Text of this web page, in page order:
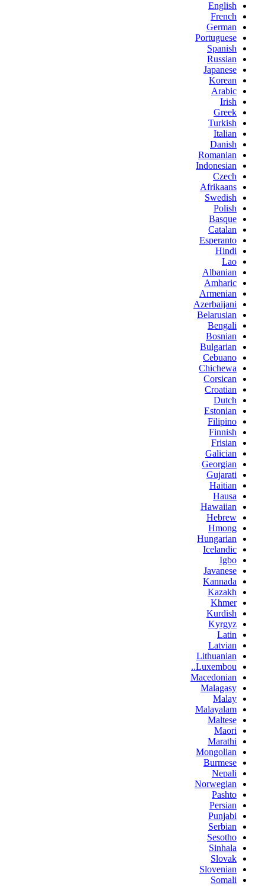
English
French
German
Portuguese
Spanish
Russian
Japanese
Korean
Arabic
Irish
Greek
Turkish
Italian
Danish
Romanian
Indonesian
Czech
Afrikaans
Swedish
Polish
Basque
Catalan
Esperanto
Hindi
Lao
Albanian
Amharic
Armenian
Azerbaijani
Belarusian
Bengali
Bosnian
Bulgarian
Cebuano
Chichewa
Corsican
Croatian
Dutch
Estonian
Filipino
Finnish
Frisian
Galician
Georgian
Gujarati
Haitian
Hausa
Hawaiian
Hebrew
Hmong
Hungarian
Icelandic
Igbo
Javanese
Kannada
Kazakh
Khmer
Kurdish
Kyrgyz
Latin
Latvian
Lithuanian
Luxembou..
Macedonian
Malagasy
Malay
Malayalam
Maltese
Maori
Marathi
Mongolian
Burmese
Nepali
Norwegian
Pashto
Persian
Punjabi
Serbian
Sesotho
Sinhala
Slovak
Slovenian
Somali